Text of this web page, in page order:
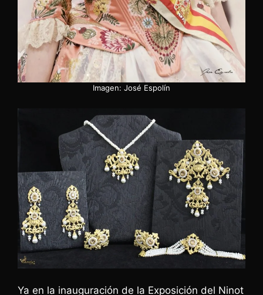
Imagen: José Espolín
Ya en la inauguración de la Exposición del Ninot